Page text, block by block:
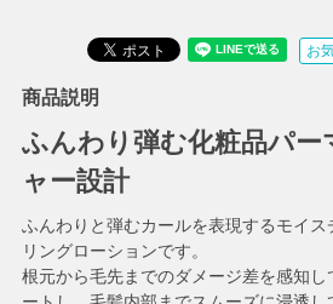
お
商品説明
ふんわり弾む化粧品パー
ャー設計
ふんわりと弾むカールを表現するモイ
リングローションです。
根元から毛先までのダメージ差を感知